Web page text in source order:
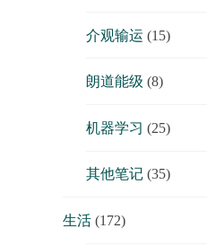
介观输运 (15)
朗道能级 (8)
机器学习 (25)
其他笔记 (35)
生活 (172)